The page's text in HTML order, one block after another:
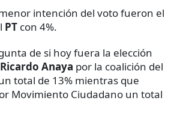
intención del voto fueron el
PT con 4%.
de si hoy fuera la elección
Ricardo Anaya por la coalición del
total de 13% mientras que
Movimiento Ciudadano un total